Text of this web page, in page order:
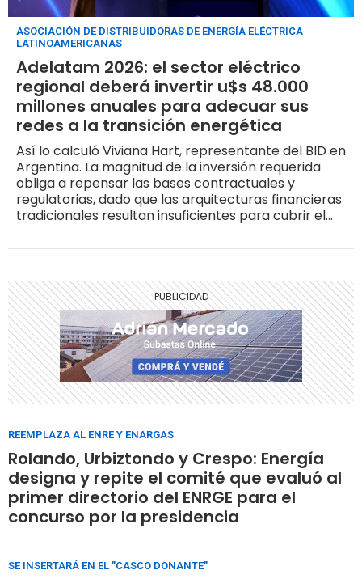
ASOCIACIÓN DE DISTRIBUIDORAS DE ENERGÍA ELÉCTRICA
LATINOAMERICANAS
Adelatam 2026: el sector eléctrico
regional deberá invertir u$s 48.000
millones anuales para adecuar sus
redes a la transición energética
Así lo calculó Viviana Hart, representante del BID en
Argentina. La magnitud de la inversión requerida
obliga a repensar las bases contractuales y
regulatorias, dado que las arquitecturas financieras
tradicionales resultan insuficientes para cubrir el
transmisión y distribución demandan en la
REEMPLAZA AL ENRE Y ENARGAS
Rolando, Urbiztondo y Crespo: Energía
designa y repite el comité que evaluó al
primer directorio del ENRGE para el
concurso por la presidencia
SE INSERTARÁ EN EL "CASCO DONANTE"